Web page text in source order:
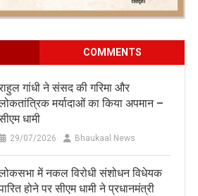
COMMENTS
गांधी ने संसद की गरिमा और
मर्यादाओं का किया अपमान –
धामी
29/07/2026 Bhaukaal News
में नकल विरोधी संशोधन विधेयक
होने पर सीएम धामी ने प्रधानमंत्री